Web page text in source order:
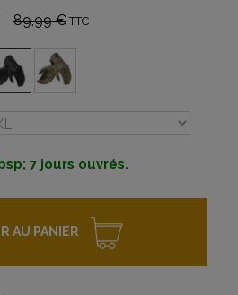
89,99 €TTC
7 jours ouvrés.
AU PANIER